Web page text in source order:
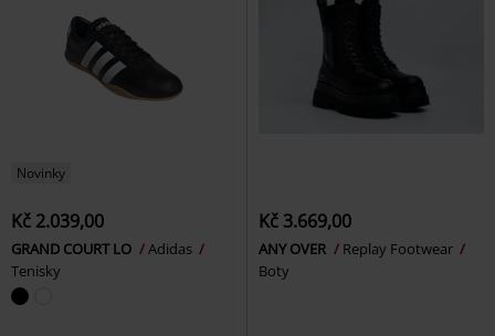
Novinky
Kč 2.039,00
GRAND COURT LO
Adidas
Tenisky
Kč 3.669,00
ANY OVER
Replay Footwear
Boty